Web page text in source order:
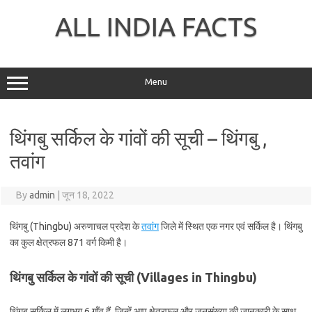
ALL INDIA FACTS
Menu
थिंगबु सर्किल के गांवों की सूची – थिंगबु ,
तवांग
Byadmin जून 18, 2022
थिंगबु (Thingbu) अरुणाचल प्रदेश केतवांगजिले में स्थित एक नगर एवं सर्किल है। थिंगबु
का कुल क्षेत्रफल 871 वर्ग किमी है।
थिंगबु सर्किल के गांवों की सूची (Villages in Thingbu)